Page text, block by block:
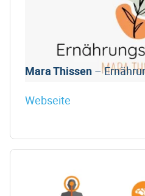
Mara Thissen –
Webseite